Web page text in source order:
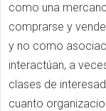
como una
comprarse y
y no como
interactúan, a
clases de
cuanto